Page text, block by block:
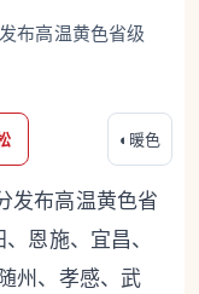
布高温黄色省级
◐ 暖色
发布高温黄色省
恩施、宜昌、
州、孝感、武